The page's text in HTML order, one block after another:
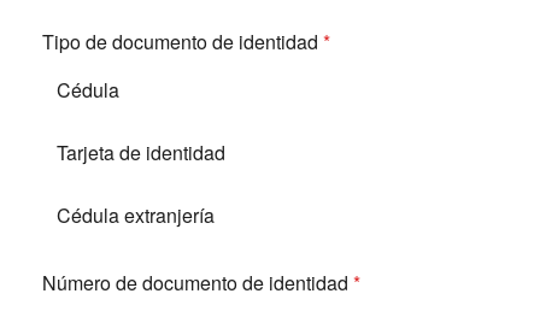
Tipo de documento de identidad *
Cédula
Tarjeta de identidad
Cédula extranjería
Número de documento de identidad *